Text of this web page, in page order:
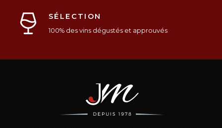
SÉLECTION
100% des vins dégustés et approuvés